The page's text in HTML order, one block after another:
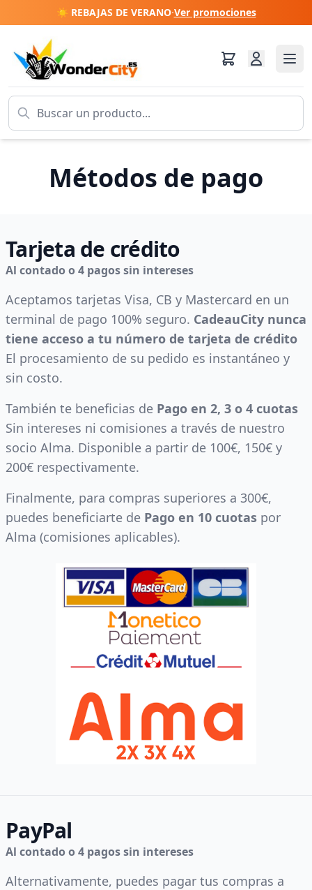
☀️ REBAJAS DE VERANO·Ver promociones
Métodos de pago
Tarjeta de crédito
Al contado o 4 pagos sin intereses
Aceptamos tarjetas Visa, CB y Mastercard en un
terminal de pago 100% seguro. CadeauCity nunca
tiene acceso a tu número de tarjeta de crédito
El procesamiento de su pedido es instantáneo y
sin costo.
También te beneficias de Pago en 2, 3 o 4 cuotas
Sin intereses ni comisiones a través de nuestro
socio Alma. Disponible a partir de 100€, 150€ y
200€ respectivamente.
Finalmente, para compras superiores a 300€,
puedes beneficiarte de Pago en 10 cuotas por
Alma (comisiones aplicables).
PayPal
Al contado o 4 pagos sin intereses
Alternativamente, puedes pagar tus compras a